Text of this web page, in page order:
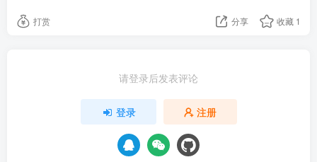
打赏 分享 收藏 1
请登录后发表评论
登录 注册